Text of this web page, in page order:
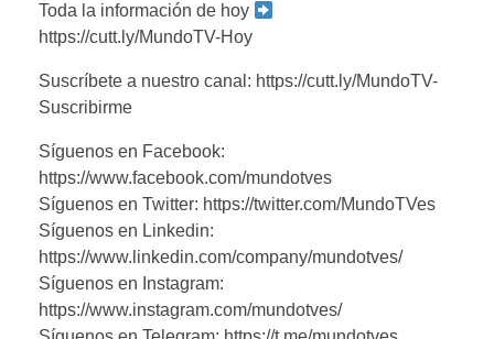
Toda la información de hoy
https://cutt.ly/MundoTV-Hoy
Suscríbete a nuestro canal: https://cutt.ly/MundoTV-
Suscribirme
Síguenos en Facebook:
https://www.facebook.com/mundotves
Síguenos en Twitter: https://twitter.com/MundoTVes
Síguenos en Linkedin:
https://www.linkedin.com/company/mundotves/
Síguenos en Instagram:
https://www.instagram.com/mundotves/